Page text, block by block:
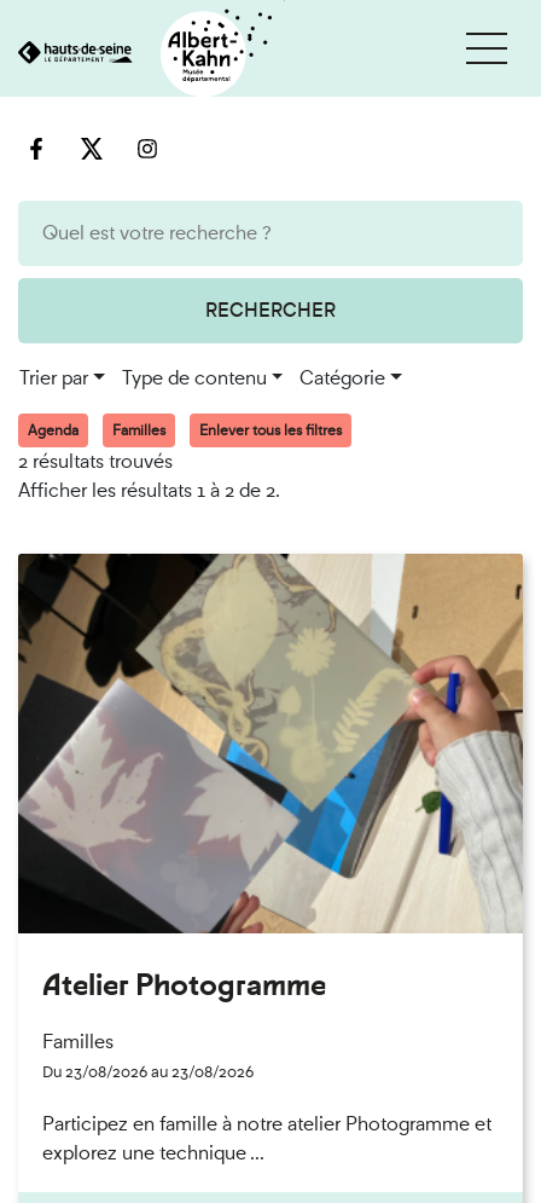
au
RECHERCHER
Trier par Type de contenu Catégorie
Agenda Familles Enlever tous les filtres
2 résultats trouvés
Afficher les résultats 1 à 2 de 2.
Atelier Photogramme
Familles
Du 23/08/2026 au 23/08/2026
Participez en famille à notre atelier Photogramme et
explorez une technique ...
Cookies et traceurs utilisés sur ce site